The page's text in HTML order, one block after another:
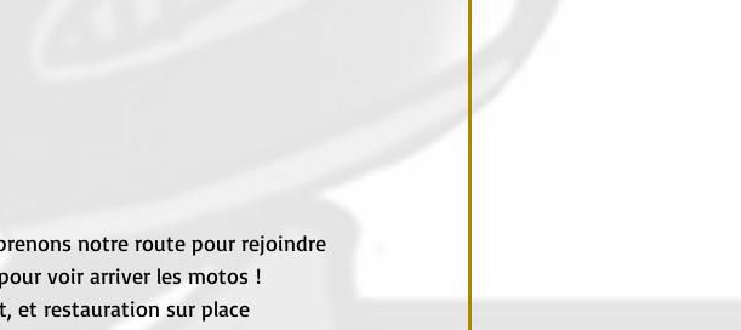
notre route pour rejoindre
voir arriver les motos !
et restauration sur place